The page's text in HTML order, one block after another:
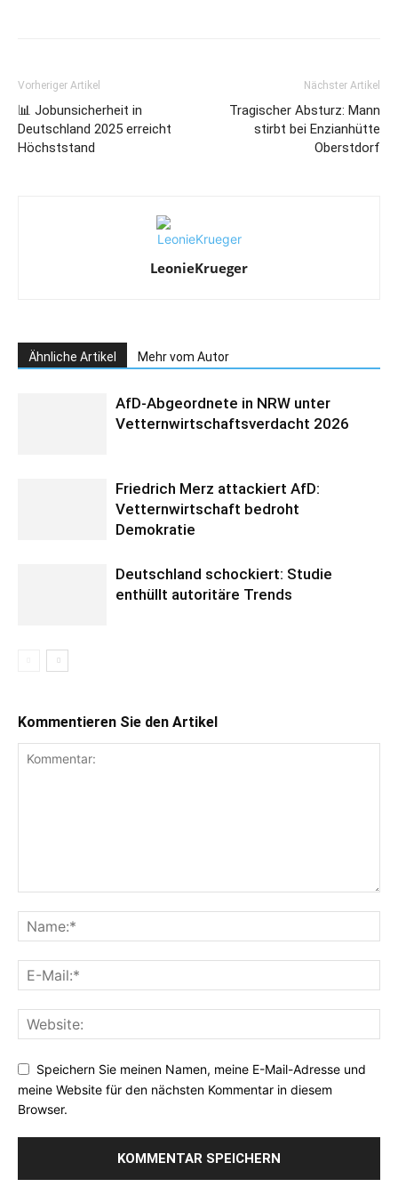
Vorheriger Artikel
📊 Jobunsicherheit in
Deutschland 2025 erreicht
Höchststand
Nächster Artikel
Tragischer Absturz: Mann
stirbt bei Enzianhütte
Oberstdorf
LeonieKrueger
Ähnliche Artikel Mehr vom Autor
AfD-Abgeordnete in NRW unter
Vetternwirtschaftsverdacht 2026
Friedrich Merz attackiert AfD:
Vetternwirtschaft bedroht
Demokratie
Deutschland schockiert: Studie
enthüllt autoritäre Trends
Kommentieren Sie den Artikel
Speichern Sie meinen Namen, meine E-Mail-Adresse und
meine Website für den nächsten Kommentar in diesem
Browser.